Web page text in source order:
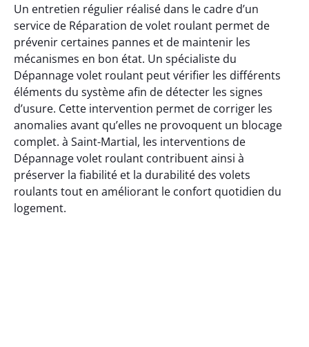
Un entretien régulier réalisé dans le cadre d’un
service de Réparation de volet roulant permet de
prévenir certaines pannes et de maintenir les
mécanismes en bon état. Un spécialiste du
Dépannage volet roulant peut vérifier les différents
éléments du système afin de détecter les signes
d’usure. Cette intervention permet de corriger les
anomalies avant qu’elles ne provoquent un blocage
complet. à Saint-Martial, les interventions de
Dépannage volet roulant contribuent ainsi à
préserver la fiabilité et la durabilité des volets
roulants tout en améliorant le confort quotidien du
logement.